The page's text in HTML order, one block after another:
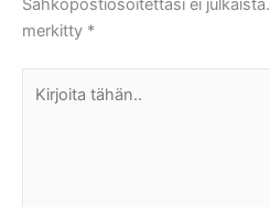
Sähköpostiosoitettasi ei julkaista.
merkitty *
tähän..